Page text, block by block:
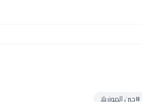
#جبن الموزريلا